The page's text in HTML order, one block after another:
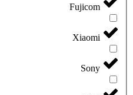
Fujicom
Xiaomi
Sony